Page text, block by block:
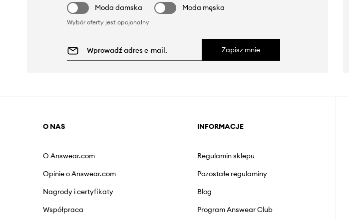
Moda damska
Moda męska
Wybór oferty jest opcjonalny
Zapisz mnie
O NAS
O Answear.com
Opinie o Answear.com
Nagrody i certyfikaty
Współpraca
INFORMACJE
Regulamin sklepu
Pozostałe regulaminy
Blog
Program Answear Club